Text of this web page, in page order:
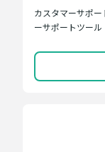
カスタマーサポ
ーサポートツール